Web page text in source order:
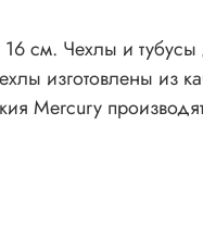
см. Чехлы и
изготовлены из
Mercury